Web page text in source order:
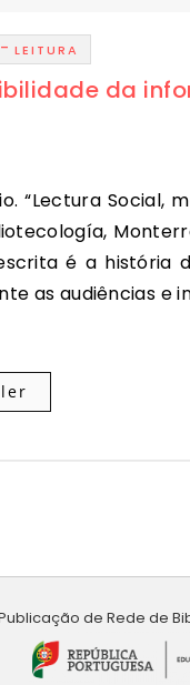
- LEITURA
da
é a história
as audiências e
de Rede de